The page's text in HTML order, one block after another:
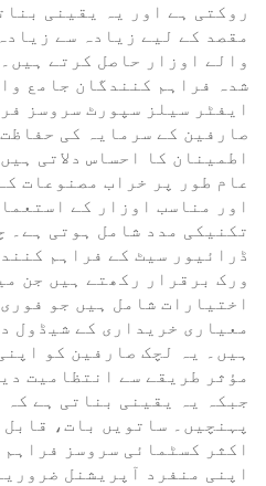
روکتی ہے اور یہ یقینی
مقصد کے لیے زیادہ سے
والے اوزار حاصل کرتے
شدہ فراہم کنندگان جامع
ایفٹر سیلز سپورٹ سروسز
صارفین کے سرمایہ کی
اطمینان کا احساس دلاتی
عام طور پر خراب مصنوعات
اور مناسب اوزار کے
تکنیکی مدد شامل ہوتی ہے۔
ڈرائیور سیٹ کے فراہم
ورک برقرار رکھتے ہیں جن
اختیارات شامل ہیں جو
معیاری خریداری کے شیڈول
ہیں۔ یہ لچک صارفین کو
مؤثر طریقے سے انتظامیت
جبکہ یہ یقینی بناتی ہے
پہنچیں۔ ساتویں بات،
اکثر کسٹمائی سروسز
اپنی منفرد آپریشنل